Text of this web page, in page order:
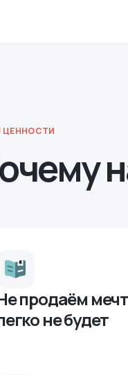
ЦЕННОСТИ
продаём
не будет